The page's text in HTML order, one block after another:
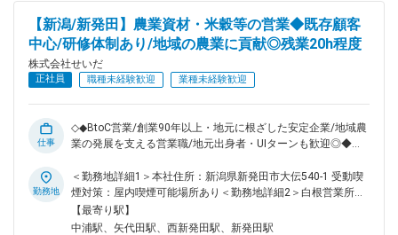
相談しやすい環境が整っています。 教育体制に余力があり、
夏までの入社で繁忙期前に育成可能です◎ ■就業環境： ・転勤
はなく、新潟県新発田市で腰を据えて働けます。平均残業時間
は月10時間程度でプライベートも大切にできる環境です。 ・
就業時間8:00～17:00／年間休日108日／定年60歳・再雇用65
来的には部門の統括や管理職も目指せます。 ■企業の特徴／魅
力： 1932年創業の歴史ある地場企業として、地域農業の発展
ョンカンパニー」として多角的な事業を展開し、地域に根ざし
た安定した経営基盤が強みです。 変更の範囲：会社の定める
業務
【新潟/新発田】農業資材・米穀等の営業◆既存顧客
中心/研修体制あり/地域の農業に貢献◎残業20h程度
株式会社せいだ
正社員 職種未経験歓迎 業種未経験歓迎
仕事
◇◆BtoC営業/創業90年以上・地元に根ざした安定企業/地域農
業の発展を支える営業職/地元出身者・UIターンも歓迎◎◆◇ ■
材・米穀・飼料等の販売および、地域農家への営農サポートを
担っていただきます。 既存顧客への提案やフォローが中心で
すが、顧客からのご紹介等による新規顧客開拓にも携わりま
す。 農業に関する知識がない方でも、丁寧な研修・OJT体制
勤務地
＜勤務地詳細1＞本社住所：新潟県新発田市大伝540-1 受動喫
煙対策：屋内喫煙可能場所あり＜勤務地詳細2＞白根営業所住
所：新潟県新潟市南区 受動喫煙対策：屋内喫煙可能場所あり
変更の範囲：会社の定める事業所
【最寄り駅】
中浦駅、矢代田駅、西新発田駅、新発田駅